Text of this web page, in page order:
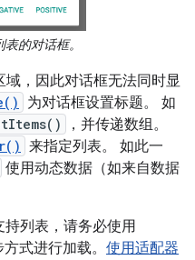
的对话框。
，因此对话框无法同时显
为对话框设置标题。 如
，并传递数组。
来指定列表。 如此一
使用动态数据（如来自数据
持列表，请务必使用
式进行加载。 使用适配器